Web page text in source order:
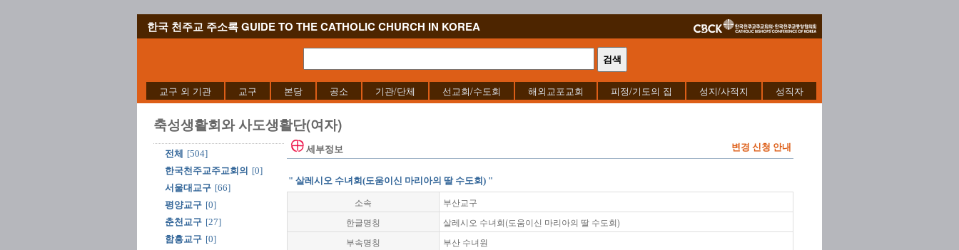
한국 천주교 주소록 GUIDE TO THE CATHOLIC CHURCH IN KOREA
교구 외 기관 교구 본당 공소 기관/단체 선교회/수도회 해외교포교회 피정/기도의 집 성지/사적지 성직자
축성생활회와 사도생활단(여자)
전체
[504]
한국천주교주교회의 [0]
서울대교구 [66]
평양교구 [0]
춘천교구 [27]
함흥교구 [0]
세부정보 변경 신청 안내
" 살레시오 수녀회(도움이신 마리아의 딸 수도회) "
소속
부산교구
한글명칭
살레시오 수녀회(도움이신 마리아의 딸 수도회)
부속명칭
부산 수녀원